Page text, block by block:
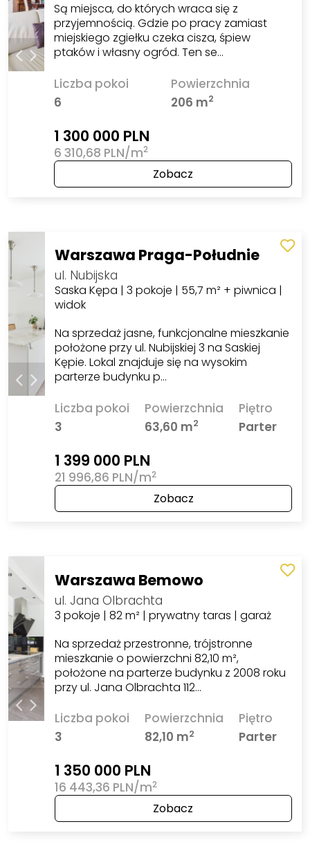
Są miejsca, do których wraca się z
przyjemnością. Gdzie po pracy zamiast
miejskiego zgiełku czeka cisza, śpiew
ptaków i własny ogród. Ten se…
Liczba pokoi
6
Powierzchnia
206 m2
1 300 000 PLN
6 310,68 PLN/m2
Zobacz
Warszawa Praga-Południe
ul. Nubijska
Saska Kępa | 3 pokoje | 55,7 m² + piwnica |
widok
Na sprzedaż jasne, funkcjonalne mieszkanie
położone przy ul. Nubijskiej 3 na Saskiej
Kępie. Lokal znajduje się na wysokim
parterze budynku p…
Liczba pokoi
3
Powierzchnia
63,60 m2
Piętro
Parter
1 399 000 PLN
21 996,86 PLN/m2
Zobacz
Warszawa Bemowo
ul. Jana Olbrachta
3 pokoje | 82 m² | prywatny taras | garaż
Na sprzedaż przestronne, trójstronne
mieszkanie o powierzchni 82,10 m²,
położone na parterze budynku z 2008 roku
przy ul. Jana Olbrachta 112…
Liczba pokoi
3
Powierzchnia
82,10 m2
Piętro
Parter
1 350 000 PLN
16 443,36 PLN/m2
Zobacz